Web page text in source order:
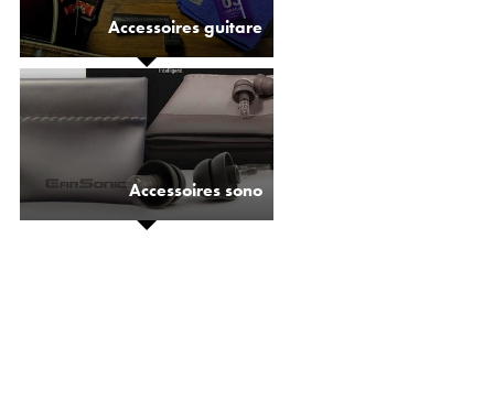
Accessoires guitare
Accessoires sono